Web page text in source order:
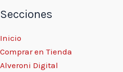
Secciones
Inicio
Comprar en Tienda
Alveroni Digital